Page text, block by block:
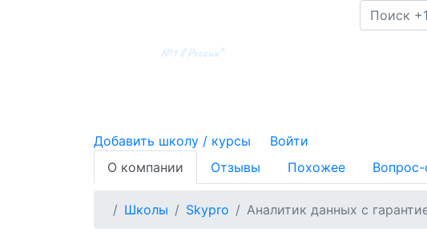
Добавить школу / курсы
Войти
О компании
Отзывы Похожее Вопрос-
Школы Skypro Аналитик данных с